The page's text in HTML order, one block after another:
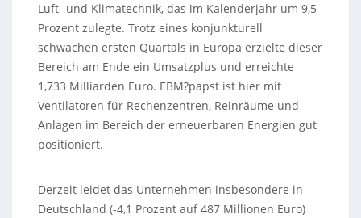
Luft- und Klimatechnik, das im Kalenderjahr um 9,5
Prozent zulegte. Trotz eines konjunkturell
schwachen ersten Quartals in Europa erzielte dieser
Bereich am Ende ein Umsatzplus und erreichte
1,733 Milliarden Euro. EBM?papst ist hier mit
Ventilatoren für Rechenzentren, Reinräume und
Anlagen im Bereich der erneuerbaren Energien gut
positioniert.
Derzeit leidet das Unternehmen insbesondere in
Deutschland (-4,1 Prozent auf 487 Millionen Euro)